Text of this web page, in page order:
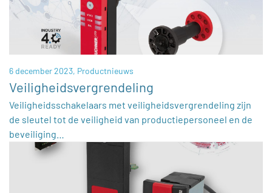
6 december 2023, Productnieuws
Veiligheidsvergrendeling
Veiligheidsschakelaars met veiligheidsvergrendeling zijn
de sleutel tot de veiligheid van productiepersoneel en de
beveiliging…